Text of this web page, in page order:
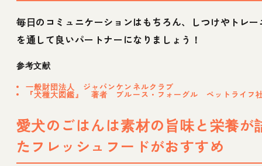
毎日のコミュニケーションはもちろん、しつけやトレ
を通して良いパートナーになりましょう！
参考文献
一般財団法人 ジャパンケンネルクラブ
『犬種大図鑑』 著者 ブルース・フォーグル ペットライフ
愛犬のごはんは素材の旨味と栄養が
たフレッシュフードがおすすめ